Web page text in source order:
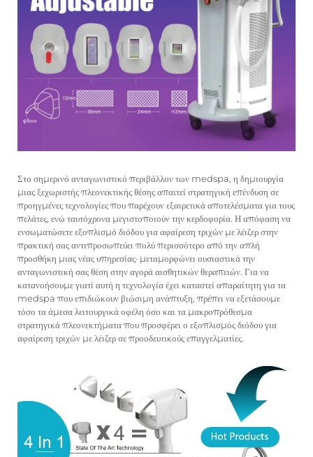
Στο σημερινό ανταγωνιστικό περιβάλλον των medspa, η δημιουργία
μιας ξεχωριστής πλεονεκτικής θέσης απαιτεί στρατηγική επένδυση σε
προηγμένες τεχνολογίες που παρέχουν εξαιρετικά αποτελέσματα για τους
πελάτες, ενώ ταυτόχρονα μεγιστοποιούν την κερδοφορία. Η απόφαση να
ενσωματώσετε εξοπλισμό διόδου για αφαίρεση τριχών με λέιζερ στην
πρακτική σας αντιπροσωπεύει πολύ περισσότερο από την απλή
προσθήκη μιας νέας υπηρεσίας· μεταμορφώνει ουσιαστικά την
ανταγωνιστική σας θέση στην αγορά αισθητικών θεραπειών. Για να
κατανοήσουμε γιατί αυτή η τεχνολογία έχει καταστεί απαραίτητη για τα
medspa που επιδιώκουν βιώσιμη ανάπτυξη, πρέπει να εξετάσουμε
τόσο τα άμεσα λειτουργικά οφέλη όσο και τα μακροπρόθεσμα
στρατηγικά πλεονεκτήματα που προσφέρει ο εξοπλισμός διόδου για
αφαίρεση τριχών με λέιζερ σε προοδευτικούς επαγγελματίες.